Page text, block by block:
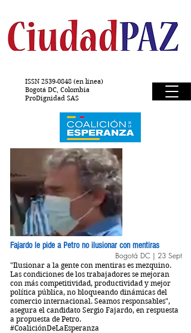
ISSN 2539-0848 (en línea)
Bogotá DC, Colombia
ProDignidad SAS
Fajardo le pide a Petro no ilusionar con mentiras
Bogotá DC | 23 Sept
"Ilusionar a la gente con mentiras es mezquino.
Las condiciones de los trabajadores se mejoran
con más competitividad, productividad y mejor
política pública, no bloqueando dinámicas del
comercio internacional. Seamos responsables",
asegura el candidato Sergio Fajardo, en respuesta
a propuesta de Petro.
#CoaliciónDeLaEsperanza